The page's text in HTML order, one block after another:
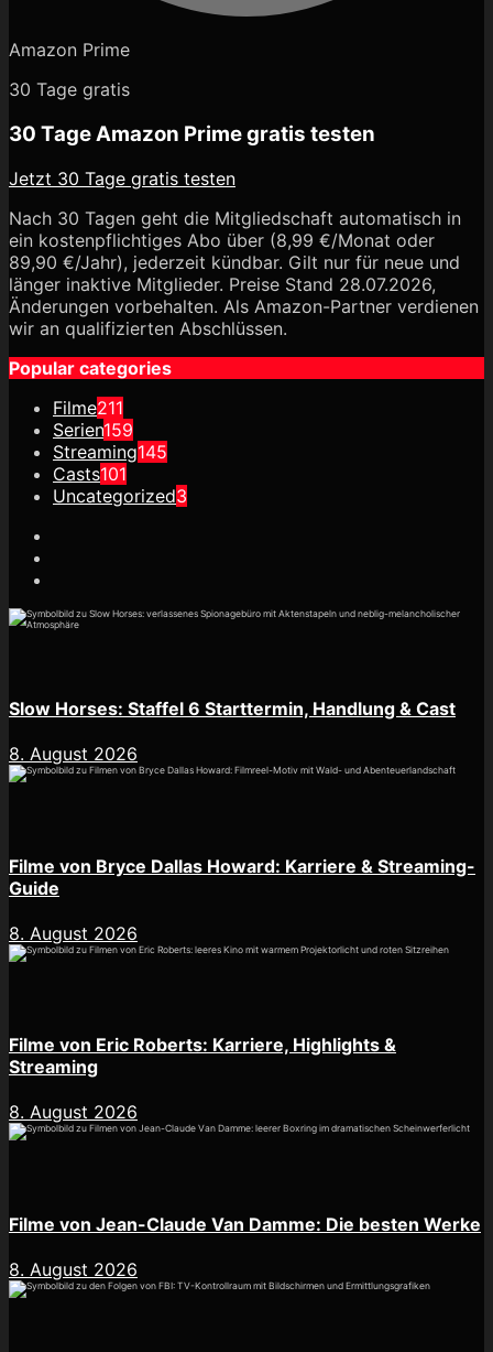
Amazon Prime
30 Tage gratis
30 Tage Amazon Prime gratis testen
Jetzt 30 Tage gratis testen
Nach 30 Tagen geht die Mitgliedschaft automatisch in
ein kostenpflichtiges Abo über (8,99 €/Monat oder
89,90 €/Jahr), jederzeit kündbar. Gilt nur für neue und
länger inaktive Mitglieder. Preise Stand 28.07.2026,
Änderungen vorbehalten. Als Amazon-Partner verdienen
wir an qualifizierten Abschlüssen.
Popular categories
Filme211
Serien159
Streaming145
Casts101
Uncategorized3
Slow Horses: Staffel 6 Starttermin, Handlung & Cast
8. August 2026
Filme von Bryce Dallas Howard: Karriere & Streaming-
Guide
8. August 2026
Filme von Eric Roberts: Karriere, Highlights &
Streaming
8. August 2026
Filme von Jean-Claude Van Damme: Die besten Werke
8. August 2026